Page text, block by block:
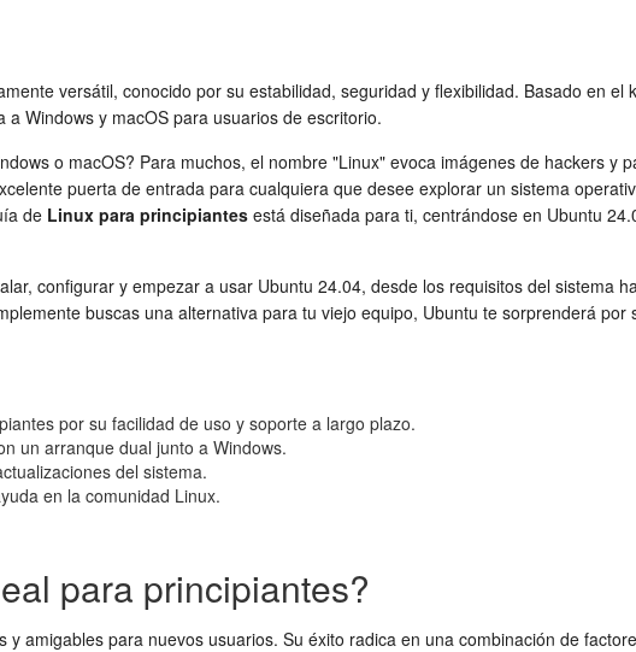
versátil, conocido por su estabilidad, seguridad y flexibilidad. Basado en
Windows y macOS para usuarios de escritorio.
o macOS? Para muchos, el nombre "Linux" evoca imágenes de hackers y
puerta de entrada para cualquiera que desee explorar un sistema
de Linux para principiantes está diseñada para ti, centrándose en Ubuntu
configurar y empezar a usar Ubuntu 24.04, desde los requisitos del sistema
buscas una alternativa para tu viejo equipo, Ubuntu te sorprenderá
por su facilidad de uso y soporte a largo plazo.
un arranque dual junto a Windows.
del sistema.
en la comunidad Linux.
para principiantes?
amigables para nuevos usuarios. Su éxito radica en una combinación de